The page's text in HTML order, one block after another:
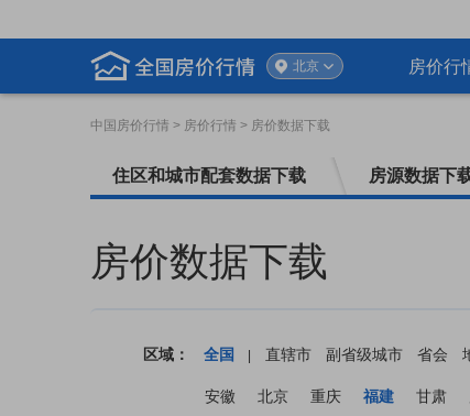
北京 房价行
中国房价行情 > 房价行情 > 房价数据下载
住区和城市配套数据下载 房源数据下
房价数据下载
区域： 全国 直辖市 副省级城市 省会
安徽 北京 重庆 福建 甘肃